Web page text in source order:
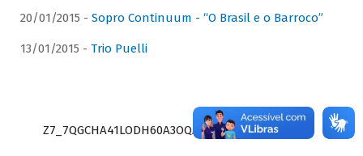
20/01/2015 - Sopro Continuum - “O Brasil e o Barroco”
13/01/2015 - Trio Puelli
Z7_7QGCHA41LODH60A3OQA8RN1415